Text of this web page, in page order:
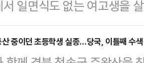
기준 455만5963주
통해 “이란의 소위 ‘대표
마음에 들지 않는다. 완전
국은 앞서 1쪽짜리 종전 양
일면식도 없는 여고생을
가 온라인에서 빠르게 확
꾼이 외모를 평가하는 댓글
중이던 초등학생 실종…당국, 이틀째 수